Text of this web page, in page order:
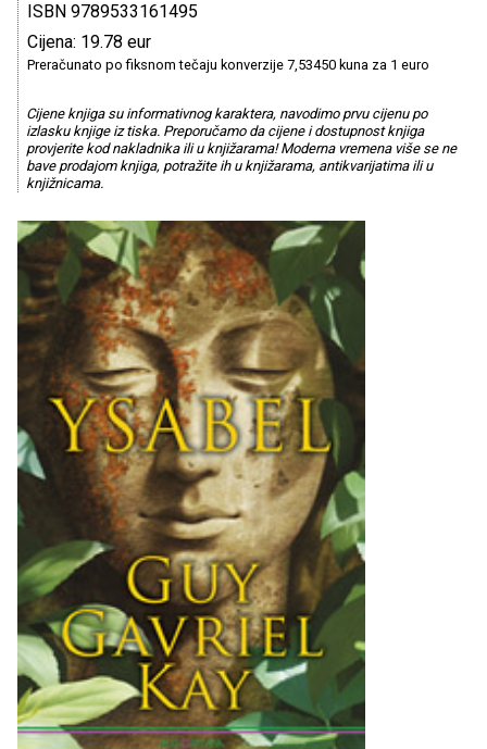
ISBN 9789533161495
Cijena: 19.78 eur
Preračunato po fiksnom tečaju konverzije 7,53450 kuna za 1 euro
Cijene knjiga su informativnog karaktera, navodimo prvu cijenu po
izlasku knjige iz tiska. Preporučamo da cijene i dostupnost knjiga
provjerite kod nakladnika ili u knjižarama! Moderna vremena više se ne
bave prodajom knjiga, potražite ih u knjižarama, antikvarijatima ili u
knjižnicama.